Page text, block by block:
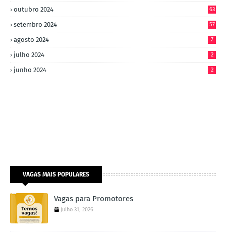
outubro 2024 63
setembro 2024 57
agosto 2024 7
julho 2024 2
junho 2024 2
VAGAS MAIS POPULARES
Vagas para Promotores
julho 31, 2026